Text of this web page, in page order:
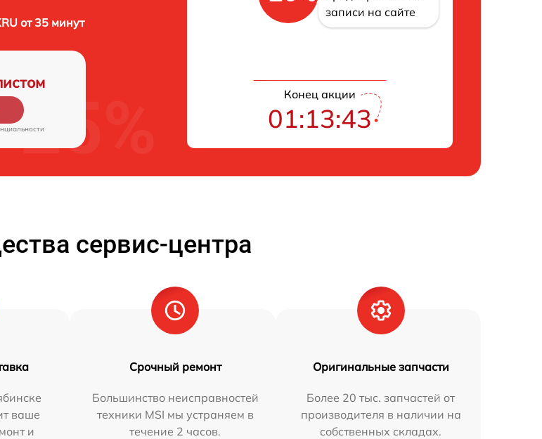
от 35 минут
записи на сайте
Конец акции
01:13:42
сервис-центра
ваше
и
Срочный ремонт
Большинство неисправностей
техники MSI мы устраняем в
течение 2 часов.
Оригинальные запчасти
Более 20 тыс. запчастей от
производителя в наличии на
собственных складах.